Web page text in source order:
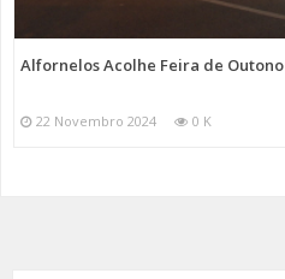
Alfornelos Acolhe Feira de Outono
22 Novembro 2024 0 K